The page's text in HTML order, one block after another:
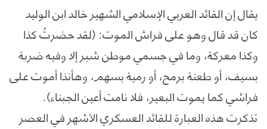
يقال إن القائد العربي الإسلامي الشهير خالد ابن الوليد
كان قد قال وهو على فراش الموت: (لقد حضرتُ كذا
وكذا معركة، وما في جسمي موطن شبر إلا وفيه ضربة
بسيف، أو طعنة برمح، أو رمية بسهم، وهأنذا أموت على
فراشي كما يموت البعير، فلا نامت أعين الجبناء).
تذكرت هذه العبارة للقائد العسكري الأشهر في العصر